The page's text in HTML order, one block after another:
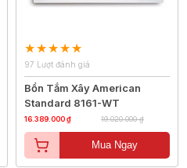
97 Lượt đánh giá
Bồn Tắm Xây American
Standard 8161-WT
16.389.000 ₫ 19.020.000 ₫
Mua Ngay